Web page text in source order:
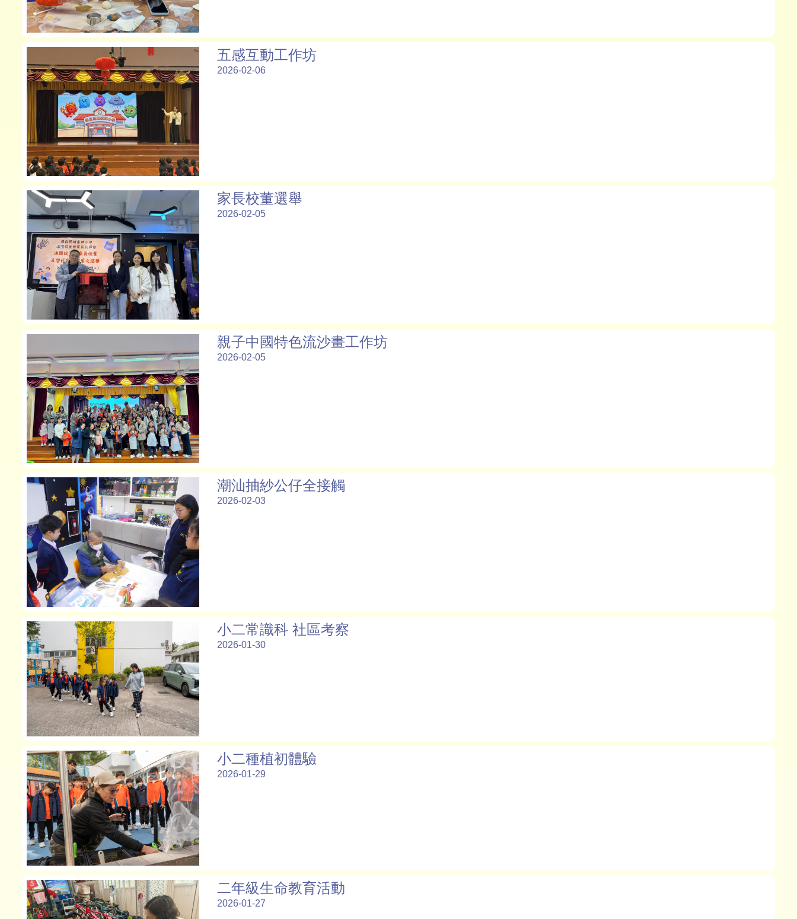
五感互動工作坊
2026-02-06
家長校董選舉
2026-02-05
親子中國特色流沙畫工作坊
2026-02-05
潮汕抽紗公仔全接觸
2026-02-03
小二常識科 社區考察
2026-01-30
小二種植初體驗
2026-01-29
二年級生命教育活動
2026-01-27